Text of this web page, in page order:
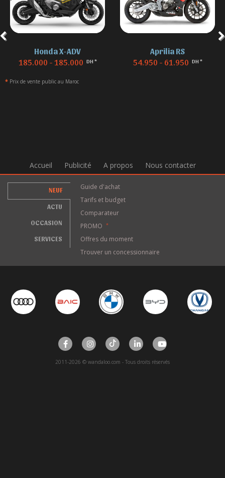
Aprilia RS
54.950 - 61.950 DH *
BMW F 850
155.000 - 155.000 DH *
* Prix de vente public au Maroc
Accueil Publicité A propos Nous contacter
NEUF
ACTU
OCCASION
SERVICES
Guide d'achat
Tarifs et budget
Comparateur
PROMO
*
Offres du moment
Trouver un concessionnaire
2011-2026 © wandaloo.com - Tous droits réservés